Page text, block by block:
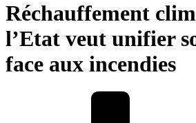
Réchauffement
l’Etat veut unifier
face aux incendies